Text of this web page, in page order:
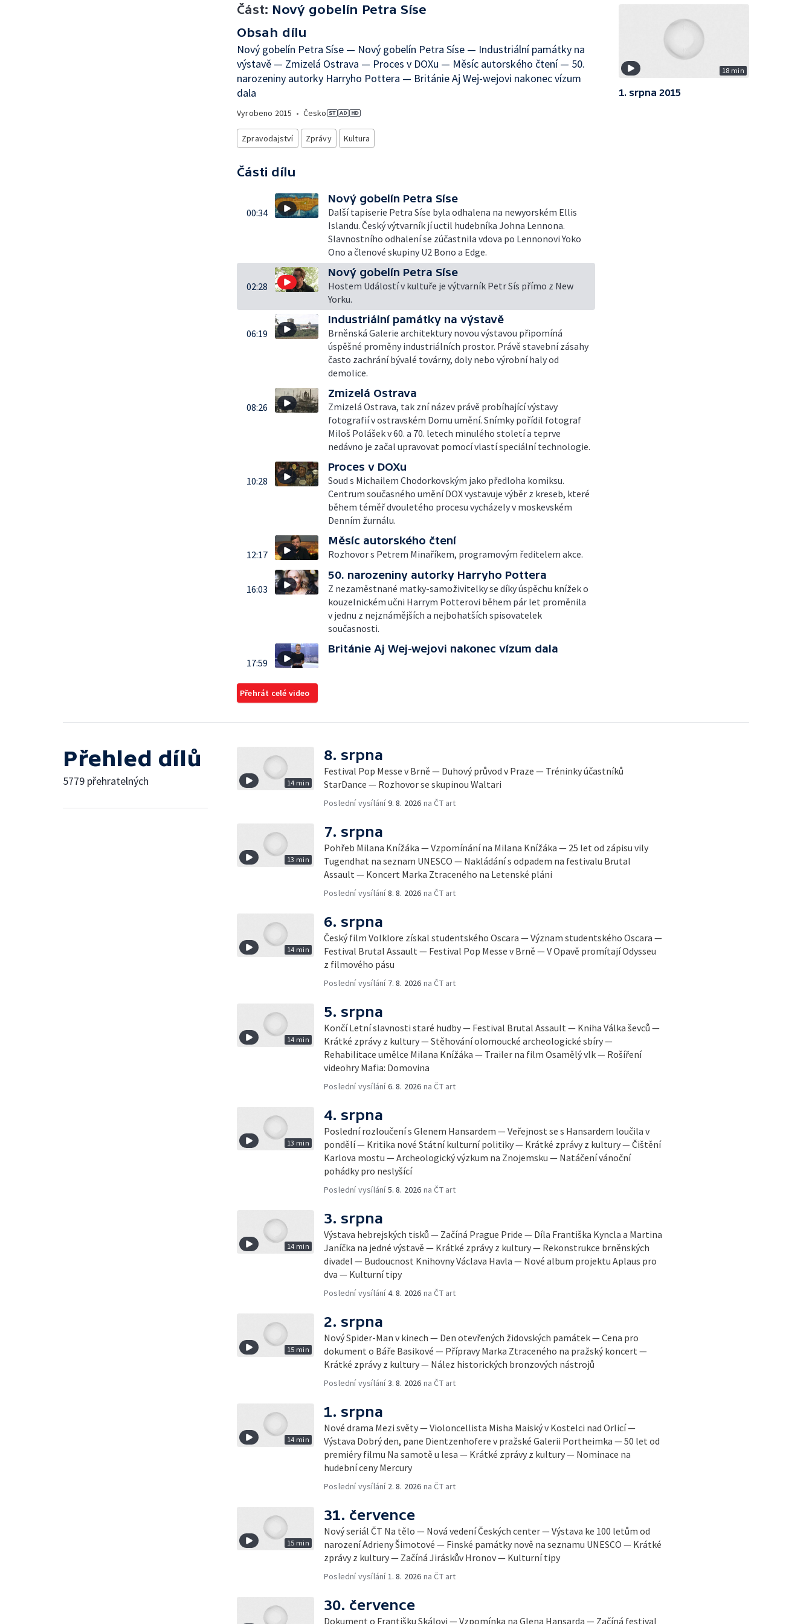
Část: Nový gobelín Petra Síse
Obsah dílu
Nový gobelín Petra Síse — Nový gobelín Petra Síse — Industriální památky na
výstavě — Zmizelá Ostrava — Proces v DOXu — Měsíc autorského čtení — 50.
narozeniny autorky Harryho Pottera — Británie Aj Wej-wejovi nakonec vízum
dala
Vyrobeno 2015 • Česko
Zpravodajství Zprávy Kultura
Části dílu
00:34
Nový gobelín Petra Síse
Další tapiserie Petra Síse byla odhalena na newyorském Ellis
Islandu. Český výtvarník jí uctil hudebníka Johna Lennona.
Slavnostního odhalení se zúčastnila vdova po Lennonovi Yoko
Ono a členové skupiny U2 Bono a Edge.
02:28
Nový gobelín Petra Síse
Hostem Událostí v kultuře je výtvarník Petr Sís přímo z New
Yorku.
06:19
Industriální památky na výstavě
Brněnská Galerie architektury novou výstavou připomíná
úspěšné proměny industriálních prostor. Právě stavební zásahy
často zachrání bývalé továrny, doly nebo výrobní haly od
demolice.
08:26
Zmizelá Ostrava
Zmizelá Ostrava, tak zní název právě probíhající výstavy
fotografií v ostravském Domu umění. Snímky pořídil fotograf
Miloš Polášek v 60. a 70. letech minulého století a teprve
nedávno je začal upravovat pomocí vlastí speciální technologie.
10:28
Proces v DOXu
Soud s Michailem Chodorkovským jako předloha komiksu.
Centrum současného umění DOX vystavuje výběr z kreseb, které
během téměř dvouletého procesu vycházely v moskevském
Denním žurnálu.
12:17
Měsíc autorského čtení
Rozhovor s Petrem Minaříkem, programovým ředitelem akce.
16:03
50. narozeniny autorky Harryho Pottera
Z nezaměstnané matky-samoživitelky se díky úspěchu knížek o
kouzelnickém učni Harrym Potterovi během pár let proměnila
v jednu z nejznámějších a nejbohatších spisovatelek
současnosti.
17:59
Británie Aj Wej-wejovi nakonec vízum dala
Přehrát celé video
18 min
1. srpna 2015
Přehled dílů
5779 přehratelných 14 min
8. srpna
Festival Pop Messe v Brně — Duhový průvod v Praze — Tréninky účastníků
StarDance — Rozhovor se skupinou Waltari
Poslední vysílání9. 8. 2026 na ČT art
13 min
7. srpna
Pohřeb Milana Knížáka — Vzpomínání na Milana Knížáka — 25 let od zápisu vily
Tugendhat na seznam UNESCO — Nakládání s odpadem na festivalu Brutal
Assault — Koncert Marka Ztraceného na Letenské pláni
Poslední vysílání8. 8. 2026 na ČT art
14 min
6. srpna
Český film Volklore získal studentského Oscara — Význam studentského Oscara —
Festival Brutal Assault — Festival Pop Messe v Brně — V Opavě promítají Odysseu
z filmového pásu
Poslední vysílání 7. 8. 2026 na ČT art
14 min
5. srpna
Končí Letní slavnosti staré hudby — Festival Brutal Assault — Kniha Válka ševců —
Krátké zprávy z kultury — Stěhování olomoucké archeologické sbíry —
Rehabilitace umělce Milana Knížáka — Trailer na film Osamělý vlk — Rošíření
videohry Mafia: Domovina
Poslední vysílání6. 8. 2026 na ČT art
13 min
4. srpna
Poslední rozloučení s Glenem Hansardem — Veřejnost se s Hansardem loučila v
pondělí — Kritika nové Státní kulturní politiky — Krátké zprávy z kultury — Čištění
Karlova mostu — Archeologický výzkum na Znojemsku — Natáčení vánoční
pohádky pro neslyšící
Poslední vysílání5. 8. 2026 na ČT art
14 min
3. srpna
Výstava hebrejských tisků — Začíná Prague Pride — Díla Františka Kyncla a Martina
Janíčka na jedné výstavě — Krátké zprávy z kultury — Rekonstrukce brněnských
divadel — Budoucnost Knihovny Václava Havla — Nové album projektu Aplaus pro
dva — Kulturní tipy
Poslední vysílání4. 8. 2026 na ČT art
15 min
2. srpna
Nový Spider-Man v kinech — Den otevřených židovských památek — Cena pro
dokument o Báře Basikové — Přípravy Marka Ztraceného na pražský koncert —
Krátké zprávy z kultury — Nález historických bronzových nástrojů
Poslední vysílání3. 8. 2026 na ČT art
14 min
1. srpna
Nové drama Mezi světy — Violoncellista Misha Maiský v Kostelci nad Orlicí —
Výstava Dobrý den, pane Dientzenhofere v pražské Galerii Portheimka — 50 let od
premiéry filmu Na samotě u lesa — Krátké zprávy z kultury — Nominace na
hudební ceny Mercury
Poslední vysílání 2. 8. 2026 na ČT art
15 min
31. července
Nový seriál ČT Na tělo — Nová vedení Českých center — Výstava ke 100 letům od
narození Adrieny Šimotové — Finské památky nově na seznamu UNESCO — Krátké
zprávy z kultury — Začíná Jiráskův Hronov — Kulturní tipy
Poslední vysílání1. 8. 2026 na ČT art
30. července
Dokument o Františku Skálovi — Vzpomínka na Glena Hansarda — Začíná festival